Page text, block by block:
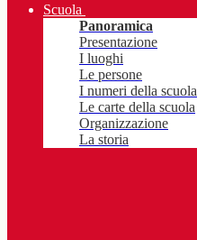
Scuola
Panoramica
Presentazione
I luoghi
Le persone
I numeri della scuola
Le carte della scuola
Organizzazione
La storia